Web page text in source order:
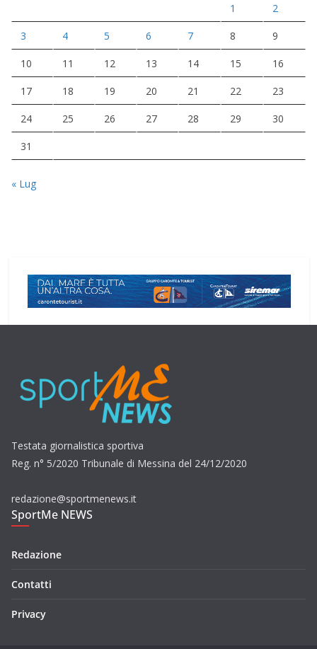
1 2
3 4 5 6 7 8 9
10 11 12 13 14 15 16
17 18 19 20 21 22 23
24 25 26 27 28 29 30
31
« Lug
Testata giornalistica sportiva
Reg. n° 5/2020 Tribunale di Messina del 24/12/2020
redazione@sportmenews.it
SportMe NEWS
Redazione
Contatti
Privacy